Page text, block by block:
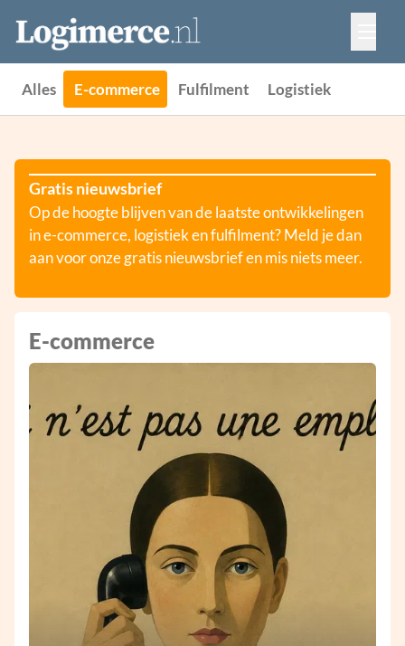
Vacatures
Events
Adverteren
Partners
Alles E-commerce Fulfilment Logistiek
Gratis nieuwsbrief
Op de hoogte blijven van de laatste ontwikkelingen
in e-commerce, logistiek en fulfilment? Meld je dan
aan voor onze gratis nieuwsbrief en mis niets meer.
E-commerce